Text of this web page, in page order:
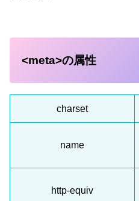
<meta>の属性
charset
name
http-equiv